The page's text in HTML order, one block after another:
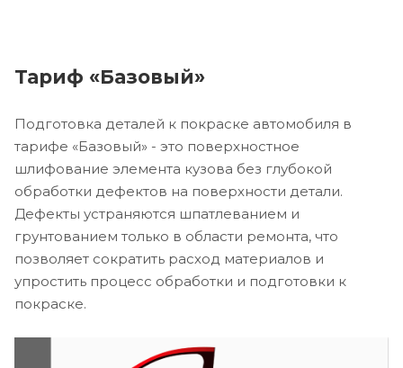
Тариф «Базовый»
Подготовка деталей к покраске автомобиля в
тарифе «Базовый» - это поверхностное
шлифование элемента кузова без глубокой
обработки дефектов на поверхности детали.
Дефекты устраняются шпатлеванием и
грунтованием только в области ремонта, что
позволяет сократить расход материалов и
упростить процесс обработки и подготовки к
покраске.